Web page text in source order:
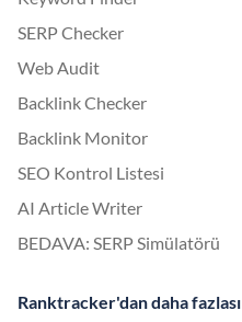
SERP Checker
Web Audit
Backlink Checker
Backlink Monitor
SEO Kontrol Listesi
AI Article Writer
BEDAVA: SERP Simülatörü
Ranktracker'dan daha fazlası